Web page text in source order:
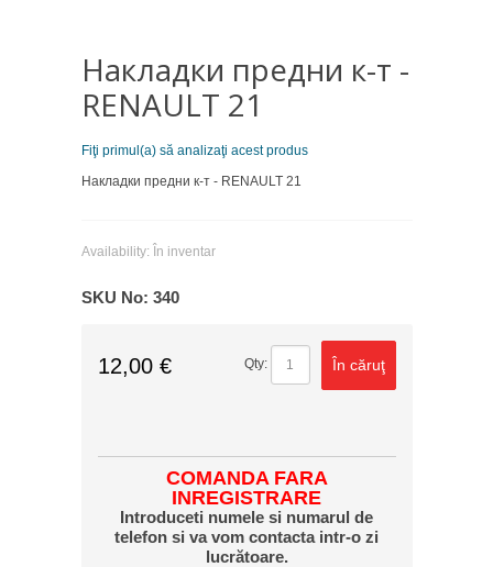
Накладки предни к-т -
RENAULT 21
Fiţi primul(a) să analizaţi acest produs
Накладки предни к-т - RENAULT 21
Availability: În inventar
SKU No: 340
12,00 € Qty: În căruţ
COMANDA FARA
INREGISTRARE
Introduceti numele si numarul de
telefon si va vom contacta intr-o zi
lucrătoare.